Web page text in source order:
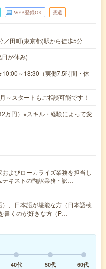
WEB登録OK 派遣
／田町(東京都)駅から徒歩5分
日が休み)
～18:30（実働7.5時間・休
スタートもご相談可能です！
万円）※スキル・経験によって変
よびローカライズ業務を担当し
テキストの翻訳業務・訳…
）、日本語が堪能な方（日本語検
書くのが好きな方（P…
40代 50代
60代